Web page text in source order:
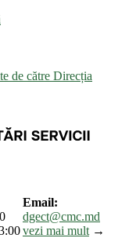
de către Direcția
Email:
dgect@cmc.md
vezi mai mult →